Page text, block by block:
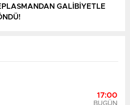
GALİBİYETLE
17:00
BUGÜN